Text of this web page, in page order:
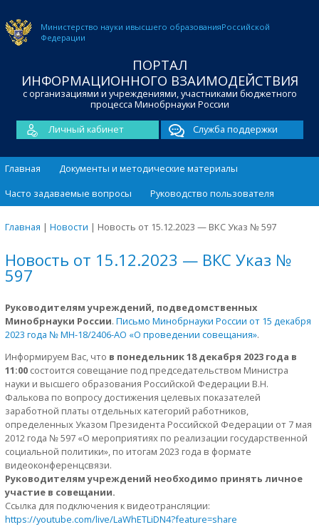
Министерство науки ивысшего образованияРоссийской
Федерации
ПОРТАЛ
ИНФОРМАЦИОННОГО ВЗАИМОДЕЙСТВИЯ
с организациями и учреждениями, участниками бюджетного
процесса Минобрнауки России
Личный кабинет
Служба поддержки
Главная
Документы и методические материалы
Часто задаваемые вопросы
Руководство пользователя
Главная | Новости | Новость от 15.12.2023 — ВКС Указ № 597
Новость от 15.12.2023 — ВКС Указ №
597
Руководителям учреждений, подведомственных
Минобрнауки России. Письмо Минобрнауки России от 15 декабря
2023 года № МН-18/2406-АО «О проведении совещания».
Информируем Вас, что в понедельник 18 декабря 2023 года в
11:00 состоится совещание под председательством Министра
науки и высшего образования Российской Федерации В.Н.
Фалькова по вопросу достижения целевых показателей
заработной платы отдельных категорий работников,
определенных Указом Президента Российской Федерации от 7 мая
2012 года № 597 «О мероприятиях по реализации государственной
социальной политики», по итогам 2023 года в формате
видеоконференцсвязи.
Руководителям учреждений необходимо принять личное
участие в совещании.
Ссылка для подключения к видеотрансляции:
https://youtube.com/live/LaWhETLiDN4?feature=share